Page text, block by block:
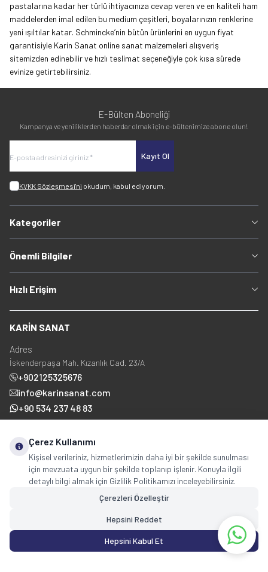
pastalarına kadar her türlü ihtiyacınıza cevap veren ve en kaliteli ham
maddelerden imal edilen bu medium çeşitleri, boyalarınızın renklerine
yeni ışıltılar katar. Schmincke’nin bütün ürünlerini en uygun fiyat
garantisiyle Karin Sanat online sanat malzemeleri alışveriş
sitemizden edinebilir ve hızlı teslimat seçeneğiyle çok kısa sürede
evinize getirtebilirsiniz.
E-Bülten Aboneliği
Kampanya ve yeniliklerden haberdar olmak için e-bültenimize abone olun!
Kayıt Ol
KVKK Sözleşmesi'ni okudum, kabul ediyorum.
Kategoriler
Önemli Bilgiler
Hızlı Erişim
KARİN SANAT
Adres
İskenderpaşa Mah. Kızanlık Cad. 23/A
+902125325676
info@karinsanat.com
+90 534 237 48 83
Copyright © 2025 karinsanat.com Tüm Hakları Saklıdır.
Çerez Kullanımı
Kişisel verileriniz, hizmetlerimizin daha iyi bir şekilde sunulması
için mevzuata uygun bir şekilde toplanıp işlenir. Konuyla ilgili
detaylı bilgi almak için Gizlilik Politikamızı inceleyebilirsiniz.
Çerezleri Özelleştir
Hepsini Reddet
Hepsini Kabul Et